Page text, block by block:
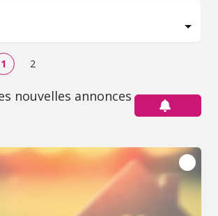
1 2
nouvelles annonces